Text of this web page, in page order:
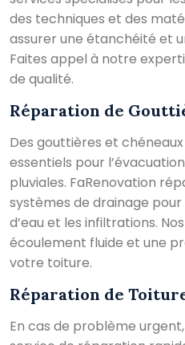
des techniques et des
assurer une étanchéité et
Faites appel à notre
de qualité.
Réparation de
Des gouttières et
essentiels pour
pluviales. FaRenovation
systèmes de drainage
d’eau et les infiltrations.
écoulement fluide et une
votre toiture.
Réparation de
En cas de problème